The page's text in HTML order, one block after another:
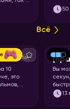
что
50
Всё
16+
10
это
откуда
Вы
13